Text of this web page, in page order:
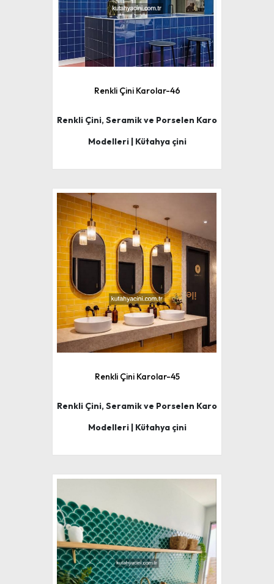
Renkli Çini Karolar-46
Renkli Çini, Seramik ve Porselen Karo
Modelleri | Kütahya çini
Renkli Çini Karolar-45
Renkli Çini, Seramik ve Porselen Karo
Modelleri | Kütahya çini